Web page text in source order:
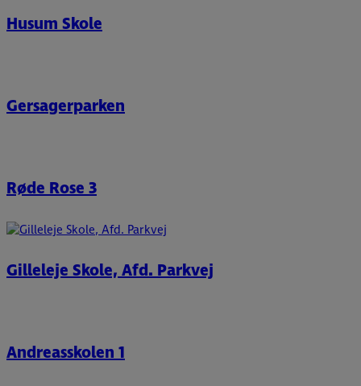
Husum Skole
Gersagerparken
Røde Rose 3
Gilleleje Skole, Afd. Parkvej
Andreasskolen 1